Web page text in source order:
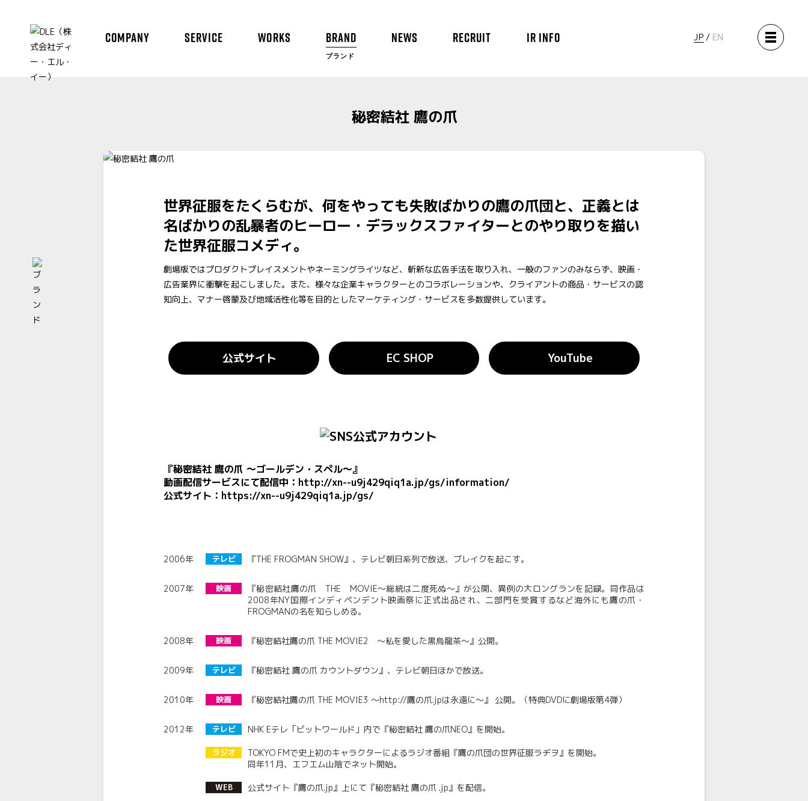
COMPANY SERVICE WORKS BRAND
ブランド
NEWS RECRUIT IR INFO JP EN
秘密結社 鷹の爪
世界征服をたくらむが、何をやっても失敗ばかりの鷹の爪団と、正義とは
名ばかりの乱暴者のヒーロー・デラックスファイターとのやり取りを描い
た世界征服コメディ。
劇場版ではプロダクトプレイスメントやネーミングライツなど、斬新な広告手法を取り入れ、一般のファンのみならず、映画・
広告業界に衝撃を起こしました。また、様々な企業キャラクターとのコラボレーションや、クライアントの商品・サービスの認
知向上、マナー啓蒙及び地域活性化等を目的としたマーケティング・サービスを多数提供しています。
公式サイト EC SHOP YouTube
『秘密結社 鷹の爪 ～ゴールデン・スペル～』
動画配信サービスにて配信中： http://xn--u9j429qiq1a.jp/gs/information/
公式サイト： https://xn--u9j429qiq1a.jp/gs/
2006年 テレビ 『THE FROGMAN SHOW』、テレビ朝日系列で放送、ブレイクを起こす。
2007年 映画
『秘密結社鷹の爪 THE MOVIE～総統は二度死ぬ～』が公開、異例の大ロングランを記録。同作品は
2008年NY国際インディペンデント映画祭に正式出品され、二部門を受賞するなど海外にも鷹の爪・
FROGMANの名を知らしめる。
2008年 映画 『秘密結社鷹の爪 THE MOVIE2 ～私を愛した黒烏龍茶～』公開。
2009年 テレビ 『秘密結社 鷹の爪 カウントダウン』、テレビ朝日ほかで放送。
2010年 映画 『秘密結社鷹の爪 THE MOVIE3 ～http://鷹の爪.jpは永遠に～』 公開。（特典DVDに劇場版第4弾）
2012年 テレビ NHK Eテレ「ビットワールド」内で『秘密結社 鷹の爪NEO』を開始。
ラジオ
TOKYO FMで史上初のキャラクターによるラジオ番組『鷹の爪団の世界征服ラヂヲ』を開始。
同年11月、エフエム山陰でネット開始。
WEB 公式サイト『鷹の爪.jp』上にて『秘密結社 鷹の爪 .jp』を配信。